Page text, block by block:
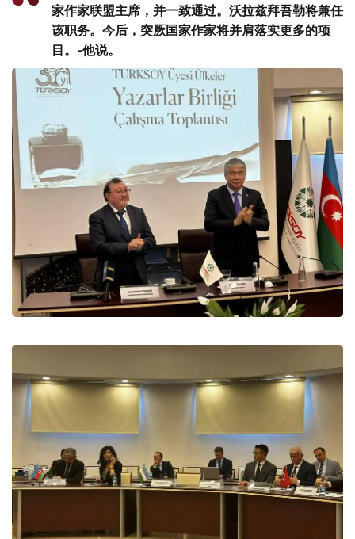
家作家联盟主席，并一致通过。沃拉兹拜吾勒将兼任
该职务。今后，突厥国家作家将并肩落实更多的项
目。-他说。